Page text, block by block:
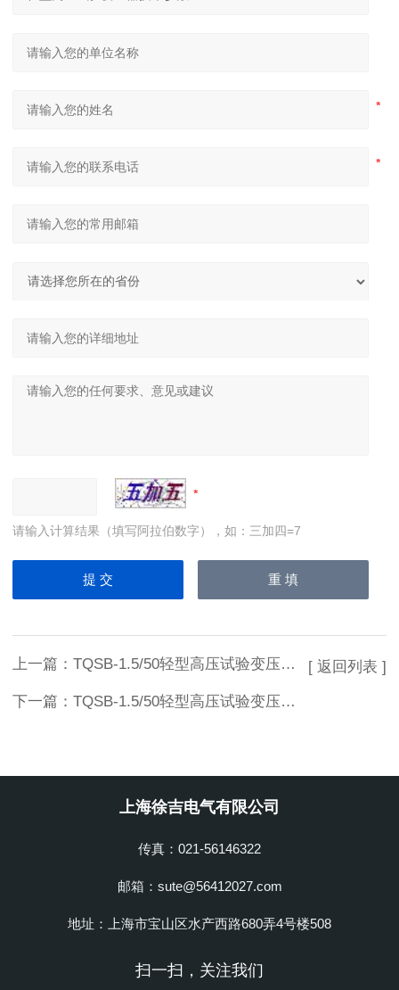
请输入计算结果（填写阿拉伯数字），如：三加四=7
上一篇： TQSB-1.5/50轻型高压试验变压器大量供应
下一篇： TQSB-1.5/50轻型高压试验变压器上海徐吉
[ 返回列表 ]
上海徐吉电气有限公司
传真：021-56146322
邮箱：sute@56412027.com
地址：上海市宝山区水产西路680弄4号楼508
扫一扫，关注我们